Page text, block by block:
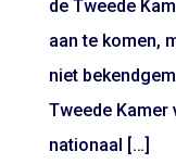
de Tweede
aan te komen,
niet
Tweede
nationaal […]